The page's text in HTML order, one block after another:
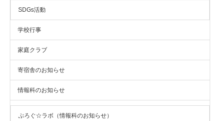
SDGs活動
学校行事
家庭クラブ
寄宿舎のお知らせ
情報科のお知らせ
ぷろぐ☆ラボ（情報科のお知らせ）